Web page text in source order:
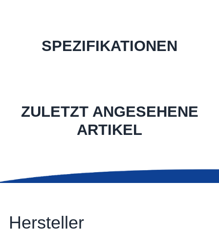
SPEZIFIKATIONEN
ZULETZT ANGESEHENE
ARTIKEL
Hersteller